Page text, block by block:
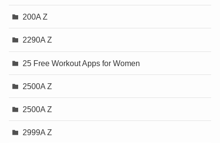
200A Z
2290A Z
25 Free Workout Apps for Women
2500A Z
2500A Z
2999A Z